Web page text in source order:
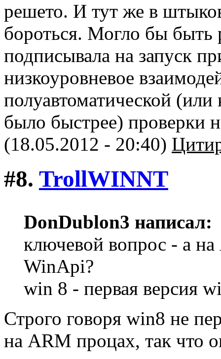
решето. И тут же в
бороться. Могло бы
подписывала на запуск
низкоуровневое
полуавтоматической
было быстрее) проверки
(18.05.2012 - 20:40)
#8. TrollWINNT
DonDublon3 написал:
ключевой вопрос - а
WinApi?
win 8 - первая версия
Строго говоря win8 не
на ARM процах, так что